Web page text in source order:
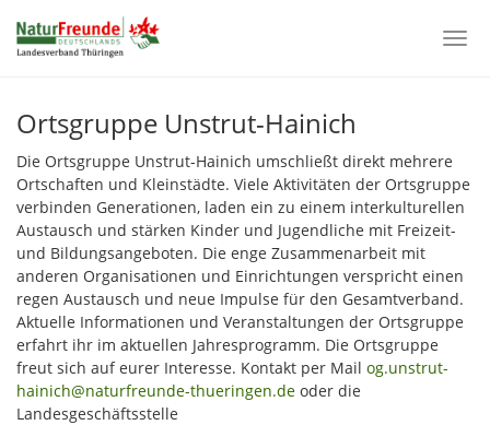
Hauptinhalt
springen
Ortsgruppe Unstrut-Hainich
Die Ortsgruppe Unstrut-Hainich umschließt direkt mehrere
Ortschaften und Kleinstädte. Viele Aktivitäten der Ortsgruppe
verbinden Generationen, laden ein zu einem interkulturellen
Austausch und stärken Kinder und Jugendliche mit Freizeit-
und Bildungsangeboten. Die enge Zusammenarbeit mit
anderen Organisationen und Einrichtungen verspricht einen
regen Austausch und neue Impulse für den Gesamtverband.
Aktuelle Informationen und Veranstaltungen der Ortsgruppe
erfahrt ihr im aktuellen Jahresprogramm. Die Ortsgruppe
freut sich auf eurer Interesse. Kontakt per Mail og.unstrut-
hainich@naturfreunde-thueringen.de oder die
Landesgeschäftsstelle